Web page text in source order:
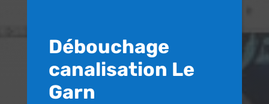
Débouchage
canalisation Le
Garn